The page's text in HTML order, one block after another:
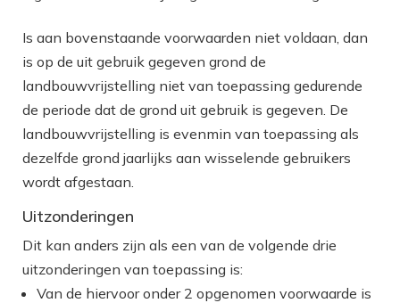
Is aan bovenstaande voorwaarden niet voldaan, dan
is op de uit gebruik gegeven grond de
landbouwvrijstelling niet van toepassing gedurende
de periode dat de grond uit gebruik is gegeven. De
landbouwvrijstelling is evenmin van toepassing als
dezelfde grond jaarlijks aan wisselende gebruikers
wordt afgestaan.
Uitzonderingen
Dit kan anders zijn als een van de volgende drie
uitzonderingen van toepassing is:
Van de hiervoor onder 2 opgenomen voorwaarde is